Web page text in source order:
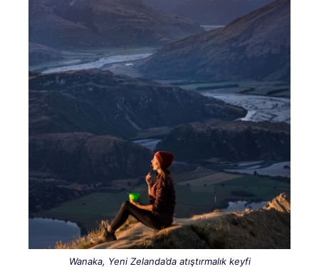
Wanaka, Yeni Zelanda’da atıştırmalık keyfi